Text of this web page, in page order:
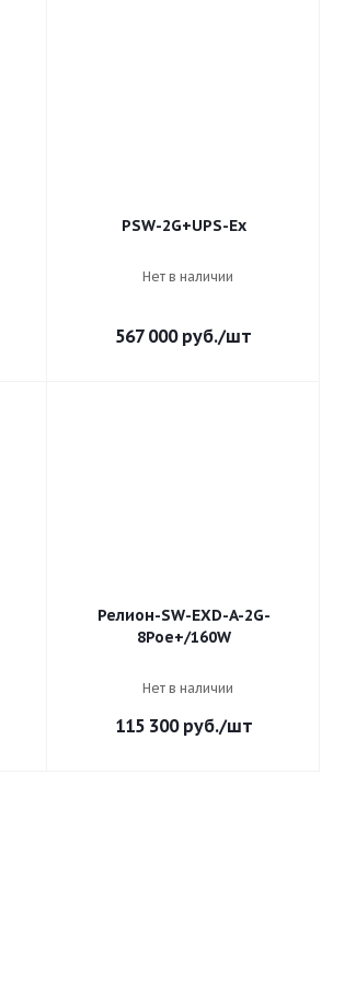
PSW-2G+UPS-Ex
Нет в наличии
567 000руб./шт
Релион-SW-EXD-A-2G-
8Poe+/160W
Нет в наличии
115 300руб./шт